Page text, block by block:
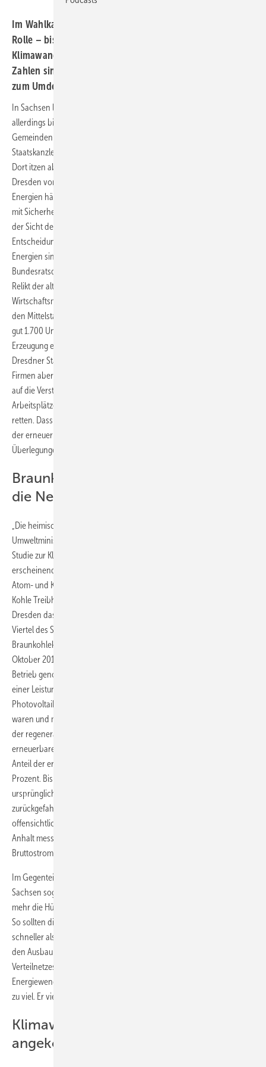
Im Wahlkampf in Sachsen spielt die Energiewende keine
Rolle – bisher. Denn jetzt hat die TU Dresden den
Klimawandel im Freistaat unter die Lupe genommen. Die
Zahlen sind alarmierend. In Dresden führt das aber nicht
zum Umdenken in Sachen Energiepolitik.
In Sachsen läuft der Wahlkampf auf Hochtouren. Die Energiewende ist
allerdings bisher kein Thema auf den Plakaten, die in den Städten und
Gemeinden des Freistaates hängen. Bisher. Denn jetzt hat die
Staatskanzlei in Dresden eine eigene Klimastudie auf dem Tisch liegen.
Dort itzen aber nicht die Verfechter der Energiewende. So fordert
Dresden von der Bundesregierung, gegenüber den erneuerbaren
Energien härtere Bandagen anzulegen. „Das vorliegende Gesetz ist
mit Sicherheit nicht grundlegend. Es ist auch keine Reform. Es ist aus
der Sicht des Freistaates Sachsen eher Stückwerk. Grundlegende
Entscheidungen im Bereich der Förderung der erneuerbaren
Energien sind aufgeschoben worden“, sagte Sven Morlok in der
Bundesratsdebatte um die EEG-Novelle. Er ist nicht nur das letzte
Relikt der alte FDP des Philipp Rösler, sondern auch Sachsens
Wirtschaftsministers. Morlok und seine Partei umwerben vor allem
den Mittelstand. Die Agentur für Erneuerbare Energien hat insgesamt
gut 1.700 Unternehmen gezählt, die in Sachsen Anlagen zur
Erzeugung erneuerbarer Energien herstellen und installieren. Die
Dresdner Staatsregierung lässt diese zumeist mittelständischen
Firmen aber allein. Denn auch der Koalitionspartner CDU setzt weiter
auf die Verstromung der Braunkohle und will damit die etwa 3.000
Arbeitsplätze in den Braunkohletagebauen und den Kraftwerken
retten. Dass sie damit die nahezu 19.000 Arbeitsplätze in der Branche
der erneuerbaren Energien gefährdet, davon ist in den strategischen
Überlegungen der Staatsregierung keine Rede.
Braunkohlestrom verstopft weiter
die Netze
„Die heimische Braunkohle ist als Energieform notwendig“, sagt
Umweltminister Frank Kupfer (CDU) nach Erscheinen einer aktuellen
Studie zur Klimaveränderung im Freistaat gegenüber der in Chemnitz
erscheinenden Freien Presse. „Wir können nicht gleichzeitig auf
Atom- und Kohleenergie in Deutschland verzichten – auch wenn die
Kohle Treibhausgase produziert.“ Dass die Regierungskoalition in
Dresden das tatsächlich ernst meint, zeigen die Zahlen. Gut drei
Viertel des Stroms in den sächsischen Netzen stammt aus den
Braunkohlekraftwerken in Boxberg und Lippendorf in der Lausitz. Im
Oktober 2012 hat Vattenfall sogar einen neuen Block in Boxberg in
Betrieb genommen – mit der vollen Unterstützung aus Dresden. Mit
einer Leistung von 670 Megawatt war er größer als die gesamte
Photovoltaikleistung, die zu diesem Zeitpunkt in Sachsen installiert
waren und mehr als ein Drittel der im Freistaat installierten Leistung
der regenerativen Kraftwerke. Die Ziele für den Ausbau der
erneuerbaren Energien sind nicht sehr ambitioniert. Derzeit liegt der
Anteil der erneuerbaren Energien am Bruttostromverbrauch bei gut 17
Prozent. Bis 2023 soll dieser Anteil auf 28 Prozent steigen. Das
ursprüngliche Ziel von 33 Prozent bis 2020 wurde damit drastisch
zurückgefahren. Außerdem will sich Sachsen in Sachen Energiewende
offensichtlich nicht mit den Nachbarn in Brandenburg und Sachsen-
Anhalt messen, wo der Anteil der erneuerbaren Energien am
Bruttostromverbrauch längst über 50 Prozent liegt.
Im Gegenteil: Während der Debatte um die EEG-Reform brachte
Sachsen sogar einen Entschließungsantrag in den Bundesrat ein, um
mehr die Hürden für die Erzeugung regenerativen Stroms aufzubauen.
So sollten die Ausschreibungen für Photovoltaikfreiflächenanlagen
schneller als geplant eingeführt werden. Gleichzeitig wollte Dresden
den Ausbau der erneuerbaren Energien an den Ausbau des
Verteilnetzes koppeln. Damit hätten die Netzbetreiber das Tempo der
Energiewende bremsen können. Der Vorstoß war für den Bundesrat
zu viel. Er viel in der Abstimmung durch.
Klimawandel ist in Sachsen
angekommen